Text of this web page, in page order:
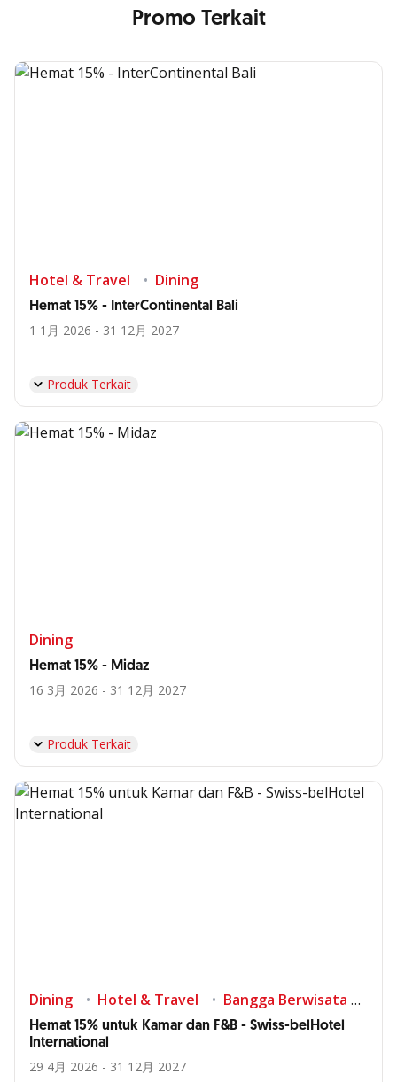
Promo Terkait
Hotel & Travel Dining
Hemat 15% - InterContinental Bali
1 1月 2026 - 31 12月 2027
Produk Terkait
Dining
Hemat 15% - Midaz
16 3月 2026 - 31 12月 2027
Produk Terkait
Dining Hotel & Travel Bangga Berwisata di Indonesia
Hemat 15% untuk Kamar dan F&B - Swiss-belHotel
International
29 4月 2026 - 31 12月 2027